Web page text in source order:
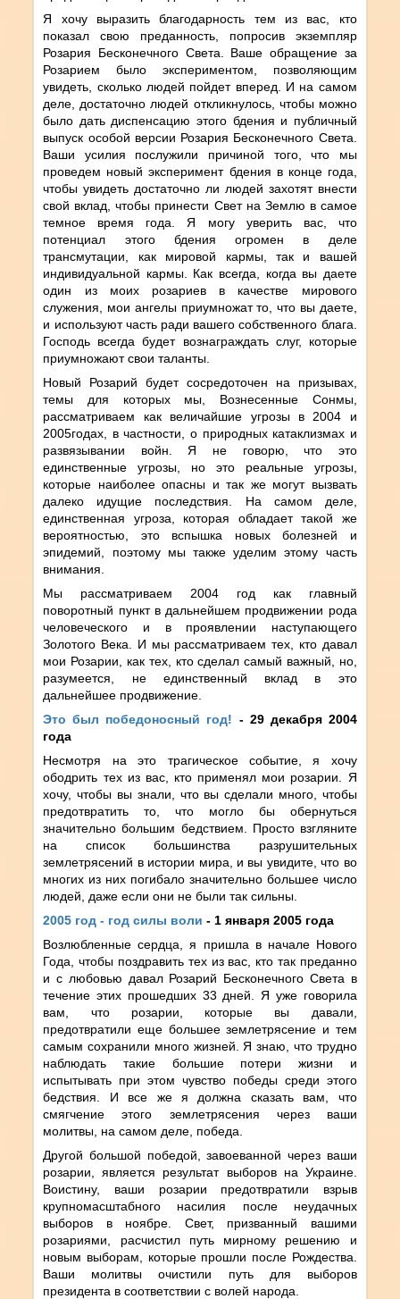
Я хочу выразить благодарность тем из вас, кто
показал свою преданность, попросив экземпляр
Розария Бесконечного Света. Ваше обращение за
Розарием было экспериментом, позволяющим
увидеть, сколько людей пойдет вперед. И на самом
деле, достаточно людей откликнулось, чтобы можно
было дать диспенсацию этого бдения и публичный
выпуск особой версии Розария Бесконечного Света.
Ваши усилия послужили причиной того, что мы
проведем новый эксперимент бдения в конце года,
чтобы увидеть достаточно ли людей захотят внести
свой вклад, чтобы принести Свет на Землю в самое
темное время года. Я могу уверить вас, что
потенциал этого бдения огромен в деле
трансмутации, как мировой кармы, так и вашей
индивидуальной кармы. Как всегда, когда вы даете
один из моих розариев в качестве мирового
служения, мои ангелы приумножат то, что вы даете,
и используют часть ради вашего собственного блага.
Господь всегда будет вознаграждать слуг, которые
приумножают свои таланты.
Новый Розарий будет сосредоточен на призывах,
темы для которых мы, Вознесенные Сонмы,
рассматриваем как величайшие угрозы в 2004 и
2005годах, в частности, о природных катаклизмах и
развязывании войн. Я не говорю, что это
единственные угрозы, но это реальные угрозы,
которые наиболее опасны и так же могут вызвать
далеко идущие последствия. На самом деле,
единственная угроза, которая обладает такой же
вероятностью, это вспышка новых болезней и
эпидемий, поэтому мы также уделим этому часть
внимания.
Мы рассматриваем 2004 год как главный
поворотный пункт в дальнейшем продвижении рода
человеческого и в проявлении наступающего
Золотого Века. И мы рассматриваем тех, кто давал
мои Розарии, как тех, кто сделал самый важный, но,
разумеется, не единственный вклад в это
дальнейшее продвижение.
Это был победоносный год! - 29 декабря 2004
года
Несмотря на это трагическое событие, я хочу
ободрить тех из вас, кто применял мои розарии. Я
хочу, чтобы вы знали, что вы сделали много, чтобы
предотвратить то, что могло бы обернуться
значительно большим бедствием. Просто взгляните
на список большинства разрушительных
землетрясений в истории мира, и вы увидите, что во
многих из них погибало значительно большее число
людей, даже если они не были так сильны.
2005 год - год силы воли - 1 января 2005 года
Возлюбленные сердца, я пришла в начале Нового
Года, чтобы поздравить тех из вас, кто так преданно
и с любовью давал Розарий Бесконечного Света в
течение этих прошедших 33 дней. Я уже говорила
вам, что розарии, которые вы давали,
предотвратили еще большее землетрясение и тем
самым сохранили много жизней. Я знаю, что трудно
наблюдать такие большие потери жизни и
испытывать при этом чувство победы среди этого
бедствия. И все же я должна сказать вам, что
смягчение этого землетрясения через ваши
молитвы, на самом деле, победа.
Другой большой победой, завоеванной через ваши
розарии, является результат выборов на Украине.
Воистину, ваши розарии предотвратили взрыв
крупномасштабного насилия после неудачных
выборов в ноябре. Свет, призванный вашими
розариями, расчистил путь мирному решению и
новым выборам, которые прошли после Рождества.
Ваши молитвы очистили путь для выборов
президента в соответствии с волей народа.